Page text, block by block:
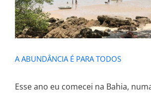
A ABUNDÂNCIA É PARA TODOS
Esse ano eu comecei na Bahia,